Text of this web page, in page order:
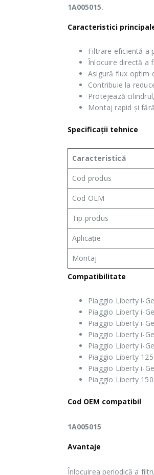
1A005015.
Caracteristici
Filtrare eficientă a
Înlocuire directă a
Asigură flux optim
Contribuie la
Protejează
Montaj rapid și
Specificații tehnice
Caracteristică
Cod produs
Cod OEM
Tip produs
Aplicație
Montaj
Compatibilitate
Piaggio Liberty i-
Piaggio Liberty i-
Piaggio Liberty i-
Piaggio Liberty i-
Piaggio Liberty i-
Piaggio Liberty
Piaggio Liberty i-
Piaggio Liberty
Cod OEM compatibil
1A005015
Avantaje
Înlocuirea periodică a